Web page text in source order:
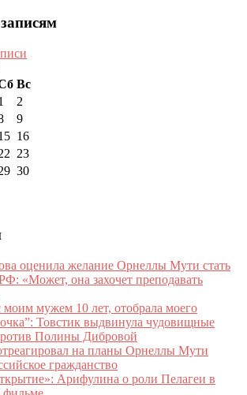
Вс
2
9
16
23
30
оценила желание Орнеллы Мути стать
«Может, она захочет преподавать
моим мужем 10 лет, отобрала моего
Товстик выдвинула чудовищные
Полины Дибровой
на планы Орнеллы Мути
гражданство
Арифулина о роли Пелагеи в